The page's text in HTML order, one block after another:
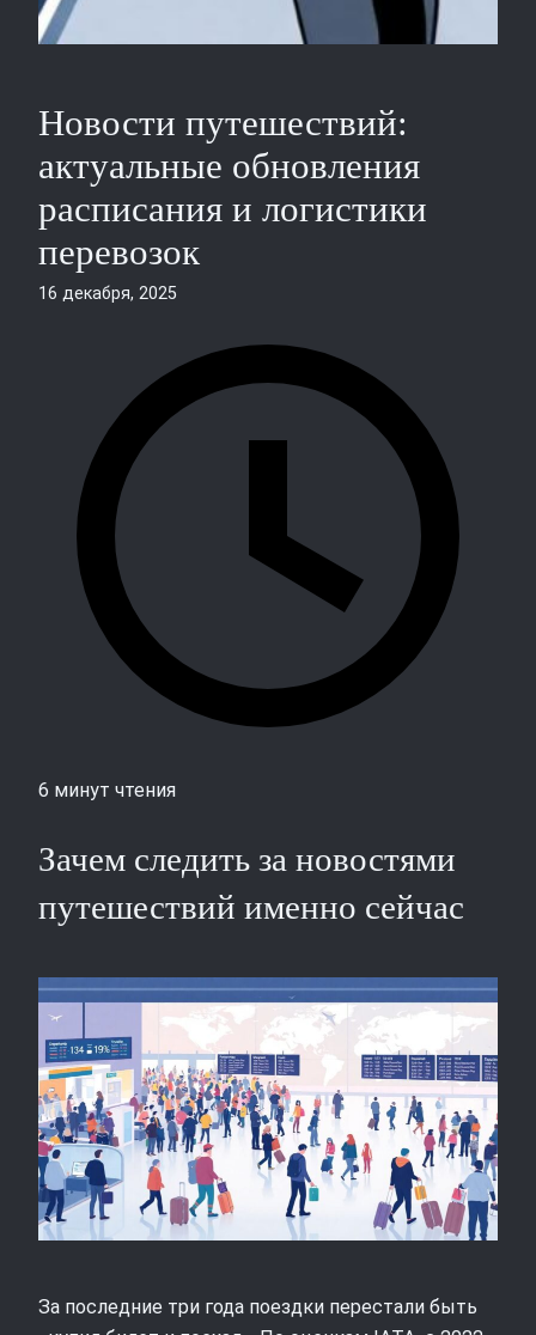
Новости путешествий:
актуальные обновления
расписания и логистики
перевозок
16 декабря, 2025
6 минут чтения
Зачем следить за новостями
путешествий именно сейчас
За последние три года поездки перестали быть